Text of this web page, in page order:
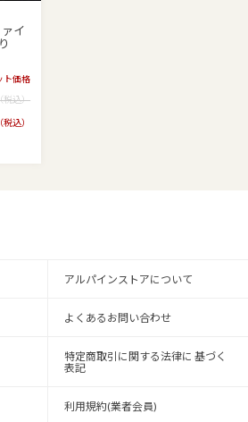
イ
ト価格
税込）
（税込）
アルパインストアについて
よくあるお問い合わせ
特定商取引に関する法律に 基づく
表記
利用規約(業者会員)